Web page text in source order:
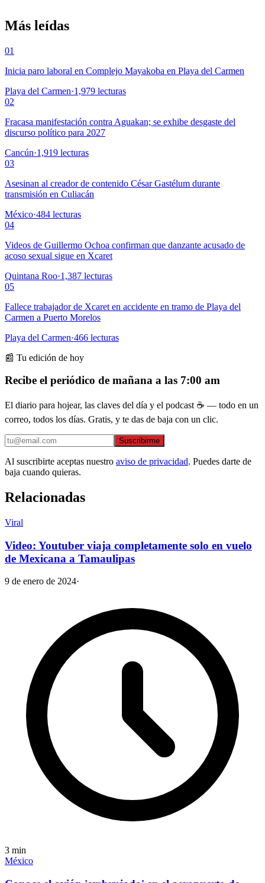
Más leídas
01
Inicia paro laboral en Complejo Mayakoba en Playa del Carmen
Playa del Carmen·1,979 lecturas
02
Fracasa manifestación contra Aguakan; se exhibe desgaste del
discurso político para 2027
Cancún·1,919 lecturas
03
Asesinan al creador de contenido César Gastélum durante
transmisión en Culiacán
México·484 lecturas
04
Videos de Guillermo Ochoa confirman que danzante acusado de
acoso sexual sigue en Xcaret
Quintana Roo·1,387 lecturas
05
Fallece trabajador de Xcaret en accidente en tramo de Playa del
Carmen a Puerto Morelos
Playa del Carmen·466 lecturas
📰 Tu edición de hoy
Recibe el periódico de mañana a las 7:00 am
El diario para hojear, las claves del día y el podcast ☕ — todo en un
correo, todos los días. Gratis, y te das de baja con un clic.
Suscribirme
Al suscribirte aceptas nuestro aviso de privacidad. Puedes darte de
baja cuando quieras.
Relacionadas
Viral
Video: Youtuber viaja completamente solo en vuelo
de Mexicana a Tamaulipas
9 de enero de 2024·
3 min
México